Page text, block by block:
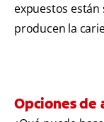
expuestos están
producen la
Opciones de